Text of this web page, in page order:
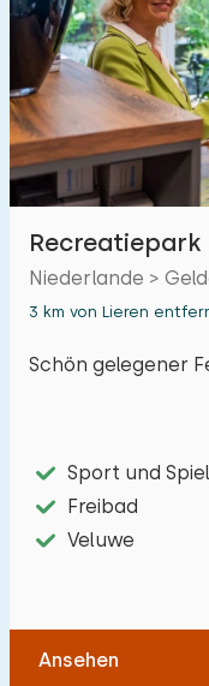
Schwimmbad
Eingezäunter
Haustierfrei
Ladestation
Budget
Entfernungen
Zum Meer
Recreatiepark
Niederlande >
3 km von Lieren
Schön gelegener
Sport und Spiel
Freibad
Veluwe
Ansehen